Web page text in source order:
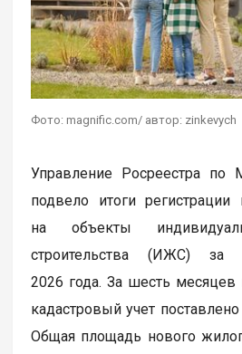
Фото: magnific.com/ автор: zinkevych
Управление Росреестра по
подвело итоги регистрации
на объекты
строительства (ИЖС) за
2026 года. За шесть месяцев
кадастровый учет
Общая площадь нового